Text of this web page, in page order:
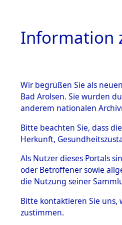
BESTÄNDE
Inhaftierungsdoku
mente
5. Verschiedenes
Todesmärsche
5.3.1 Alliierte
Information
Wir begrüßen Sie als
Bad Arolsen. Sie wurden
anderem nationalen
Bitte beachten Sie, dass
Herkunft,
Als Nutzer dieses Portals
oder Betroffener sowie
die Nutzung seiner
Bitte kontaktieren Sie uns,
zustimmen.